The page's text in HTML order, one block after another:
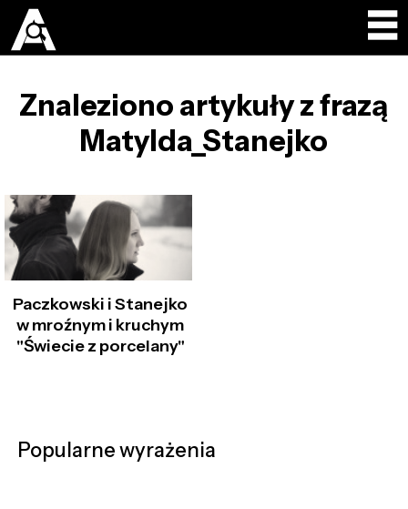
Znaleziono artykuły z frazą
Matylda_Stanejko
Paczkowski i Stanejko
w mroźnym i kruchym
"Świecie z porcelany"
Popularne wyrażenia